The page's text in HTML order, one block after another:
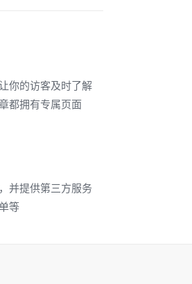
你的访客及时了解
都拥有专属页面
并提供第三方服务
等